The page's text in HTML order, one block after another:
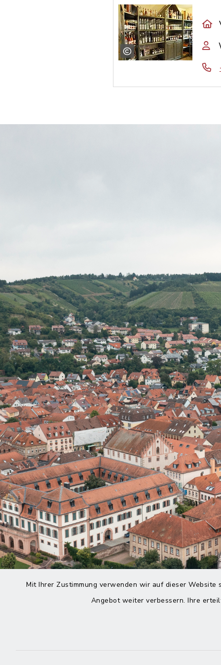
Mit Ihrer Zustimmung verwenden wir auf dieser
Angebot weiter verbessern. Ihre